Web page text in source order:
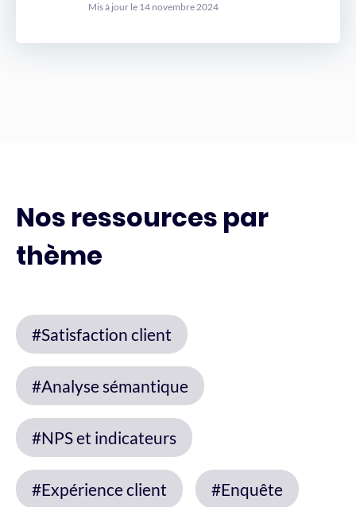
Mis à jour le 14 novembre 2024
Nos ressources par
thème
#Satisfaction client
#Analyse sémantique
#NPS et indicateurs
#Expérience client #Enquête